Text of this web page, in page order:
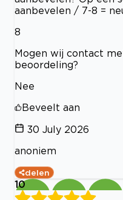
aanbevelen / 7-8 =
8
Mogen wij contact
beoordeling?
Nee
Beveelt aan
30 July 2026
anoniem
delen
10